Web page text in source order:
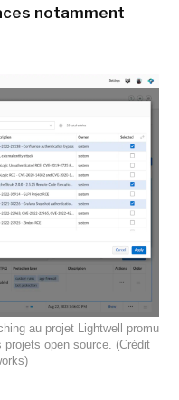
notamment
au projet Lightwell promu
open source. (Crédit